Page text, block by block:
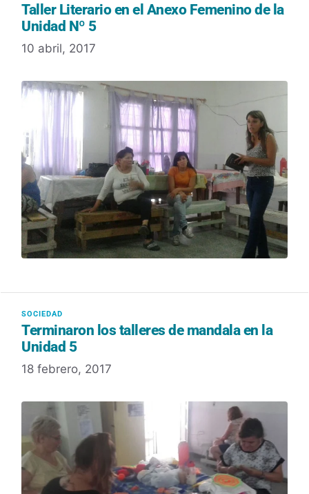
Taller Literario en el Anexo Femenino de la
Unidad Nº 5
10 abril, 2017
Terminaron los talleres de mandala en la
Unidad 5
18 febrero, 2017